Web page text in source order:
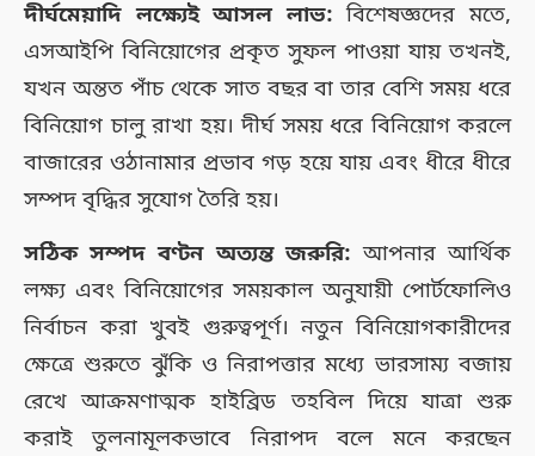
দীর্ঘমেয়াদি লক্ষ্যেই আসল লাভ: বিশেষজ্ঞদের মতে,
এসআইপি বিনিয়োগের প্রকৃত সুফল পাওয়া যায় তখনই,
যখন অন্তত পাঁচ থেকে সাত বছর বা তার বেশি সময় ধরে
বিনিয়োগ চালু রাখা হয়। দীর্ঘ সময় ধরে বিনিয়োগ করলে
বাজারের ওঠানামার প্রভাব গড় হয়ে যায় এবং ধীরে ধীরে
সম্পদ বৃদ্ধির সুযোগ তৈরি হয়।
সঠিক সম্পদ বণ্টন অত্যন্ত জরুরি: আপনার আর্থিক
লক্ষ্য এবং বিনিয়োগের সময়কাল অনুযায়ী পোর্টফোলিও
নির্বাচন করা খুবই গুরুত্বপূর্ণ। নতুন বিনিয়োগকারীদের
ক্ষেত্রে শুরুতে ঝুঁকি ও নিরাপত্তার মধ্যে ভারসাম্য বজায়
রেখে আক্রমণাত্মক হাইব্রিড তহবিল দিয়ে যাত্রা শুরু
করাই তুলনামূলকভাবে নিরাপদ বলে মনে করছেন